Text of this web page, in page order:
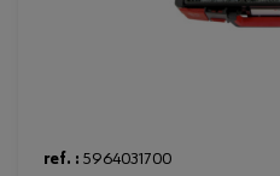
ref. : 5964031700